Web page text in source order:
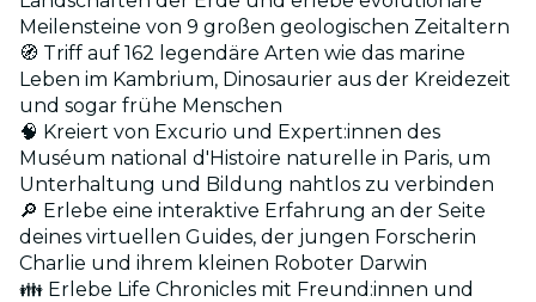
Meilensteine von 9 großen geologischen Zeitaltern
🧭 Triff auf 162 legendäre Arten wie das marine
Leben im Kambrium, Dinosaurier aus der Kreidezeit
und sogar frühe Menschen
🧠 Kreiert von Excurio und Expert:innen des
Muséum national d'Histoire naturelle in Paris, um
Unterhaltung und Bildung nahtlos zu verbinden
🔎 Erlebe eine interaktive Erfahrung an der Seite
deines virtuellen Guides, der jungen Forscherin
Charlie und ihrem kleinen Roboter Darwin
👪 Erlebe Life Chronicles mit Freund:innen und